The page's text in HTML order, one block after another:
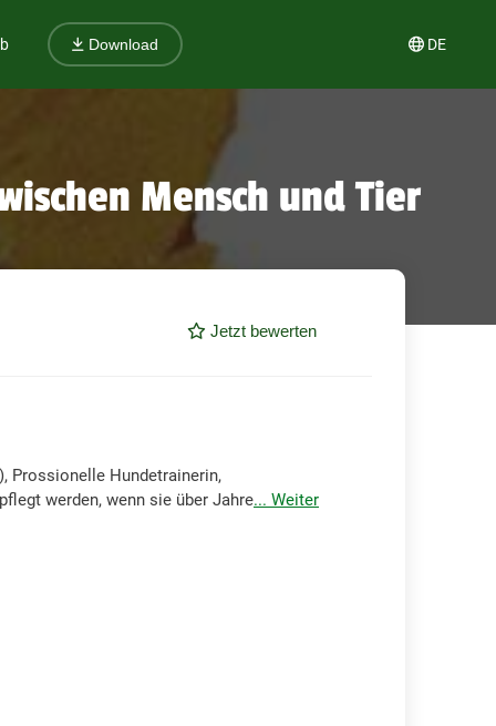
Download DE
Mensch und Tier
Jetzt bewerten
Prossionelle Hundetrainerin,
werden, wenn sie über Jahre... Weiter